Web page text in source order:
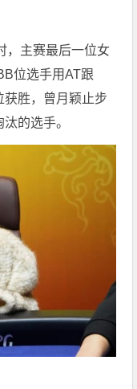
，主赛最后一位女
位选手用AT跟
获胜，曾月颖止步
的选手。